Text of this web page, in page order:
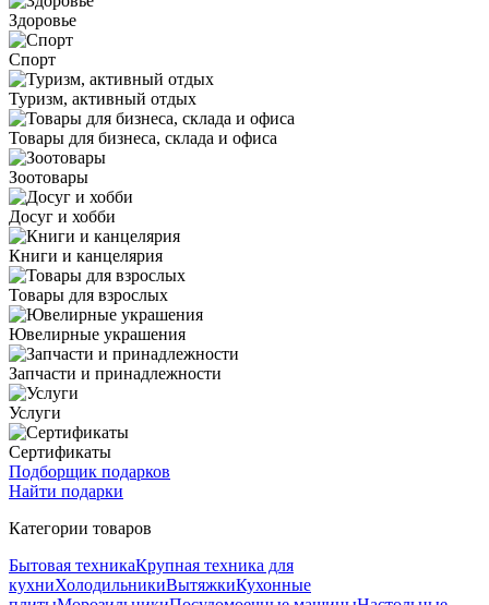
Здоровье
Спорт
Туризм, активный отдых
Товары для бизнеса, склада и офиса
Зоотовары
Досуг и хобби
Книги и канцелярия
Товары для взрослых
Ювелирные украшения
Запчасти и принадлежности
Услуги
Сертификаты
Подборщик подарков
Найти подарки
Категории товаров
Бытовая техникаКрупная техника для
кухниХолодильникиВытяжкиКухонные